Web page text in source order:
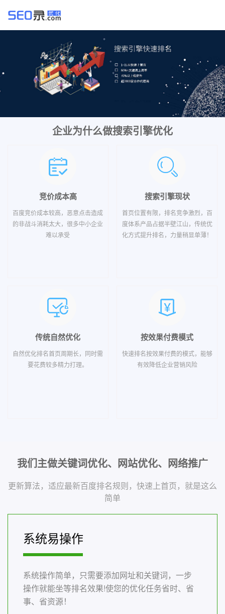
企业为什么做搜索引擎优化
竞价成本高
百度竞价成本较高，恶意点击造成
的非战斗消耗太大，很多中小企业
难以承受
搜索引擎现状
首页位置有限，排名竞争激烈，百
度体系产品占据半壁江山，传统优
化方式提升排名，力量稍显单薄！
传统自然优化
自然优化排名首页周期长，同时需
要花费较多精力打理。
按效果付费模式
快速排名按效果付费的模式，能够
有效降低企业营销风险
我们主做关键词优化、网站优化、网络推广
更新算法，适应最新百度排名规则，快速上首页，就是这么
简单
系统易操作
系统操作简单，只需要添加网址和关键词，一步
操作就能坐等排名效果!使您的优化任务省时、省
事、省资源！